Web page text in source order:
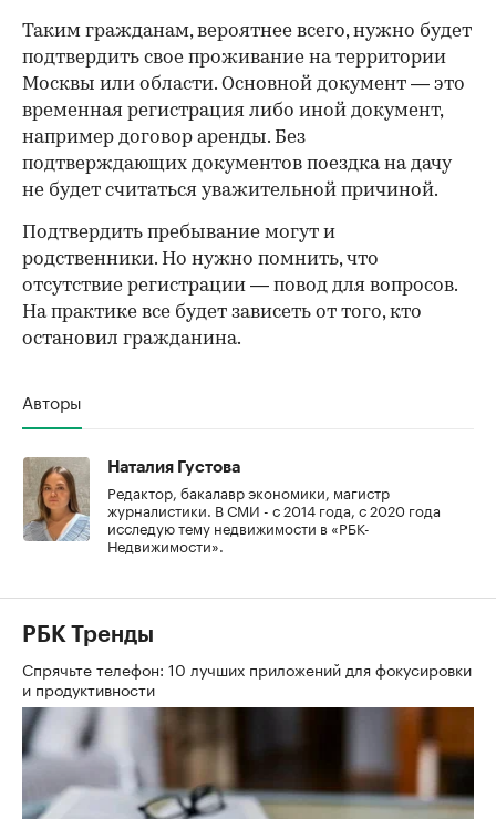
Таким гражданам, вероятнее всего, нужно будет
подтвердить свое проживание на территории
Москвы или области. Основной документ — это
временная регистрация либо иной документ,
например договор аренды. Без
подтверждающих документов поездка на дачу
не будет считаться уважительной причиной.
Подтвердить пребывание могут и
родственники. Но нужно помнить, что
отсутствие регистрации — повод для вопросов.
На практике все будет зависеть от того, кто
остановил гражданина.
Авторы
Наталия Густова
Редактор, бакалавр экономики, магистр
журналистики. В СМИ - с 2014 года, с 2020 года
исследую тему недвижимости в «РБК-
Недвижимости».
РБК Тренды
Спрячьте телефон: 10 лучших приложений для фокусировки
и продуктивности